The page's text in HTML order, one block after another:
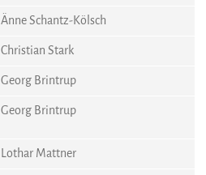
Änne Schantz-Kölsch
Christian Stark
Georg Brintrup
Georg Brintrup
Lothar Mattner